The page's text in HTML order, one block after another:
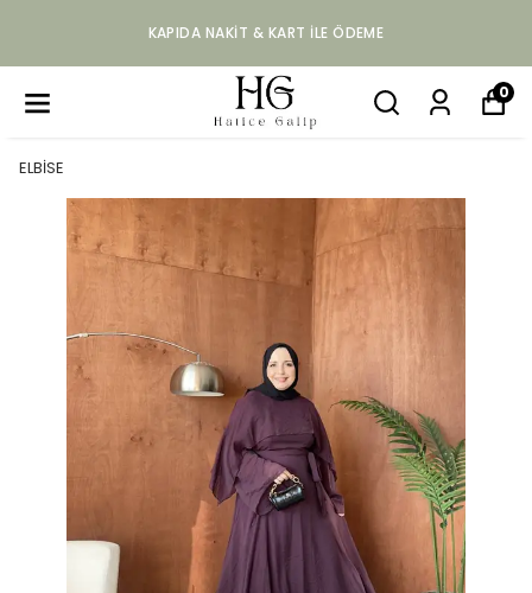
KAPIDA NAKIT & KART ILE ÖDEME
0
ELBİSE